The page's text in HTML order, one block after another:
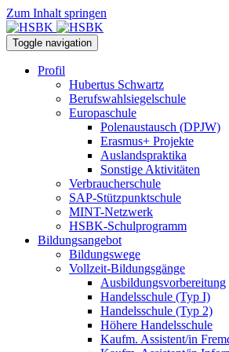
Zum Inhalt springen
Toggle navigation
Profil
Hubertus Schwartz
Berufswahlsiegelschule
Europaschule
Polenaustausch (DPJW)
Erasmus+ Projekte
Auslandspraktika
Sonstige Aktivitäten
Verbraucherschule
SAP-Stützpunktschule
MINT-Netzwerk
HSBK-Schulprogramm
Bildungsangebot
Bildungswege
Vollzeit-Bildungsgänge
Ausbildungsvorbereitung
Handelsschule (Typ I)
Handelsschule (Typ 2)
Höhere Handelsschule
Kaufm. Assistent/in­